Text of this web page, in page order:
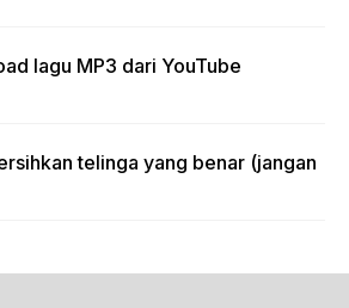
lagu MP3 dari YouTube
telinga yang benar (jangan